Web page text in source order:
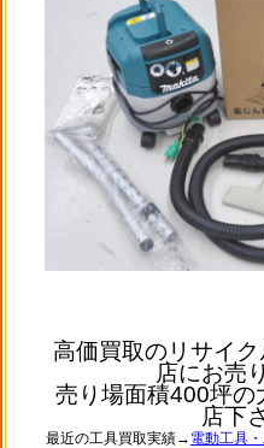
高価買取のリサイ
店にお売
売り場面積400坪の
店下
最近の工具買取実績→ 電動工具